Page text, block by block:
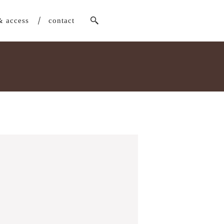
access contact